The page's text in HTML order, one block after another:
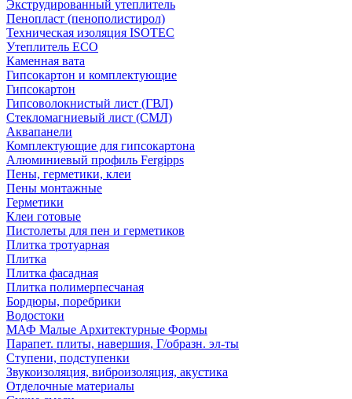
Экструдированный утеплитель
Пенопласт (пенополистирол)
Техническая изоляция ISOTEC
Утеплитель ECO
Каменная вата
Гипсокартон и комплектующие
Гипсокартон
Гипсоволокнистый лист (ГВЛ)
Стекломагниевый лист (СМЛ)
Аквапанели
Комплектующие для гипсокартона
Алюминиевый профиль Fergipps
Пены, герметики, клеи
Пены монтажные
Герметики
Клеи готовые
Пистолеты для пен и герметиков
Плитка тротуарная
Плитка
Плитка фасадная
Плитка полимерпесчаная
Бордюры, поребрики
Водостоки
МАФ Малые Архитектурные Формы
Парапет. плиты, навершия, Г/образн. эл-ты
Ступени, подступенки
Звукоизоляция, виброизоляция, акустика
Отделочные материалы